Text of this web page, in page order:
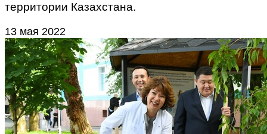
территории Казахстана.
13 мая 2022